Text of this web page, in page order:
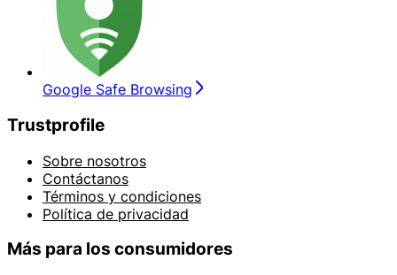
Google Safe Browsing
Trustprofile
Sobre nosotros
Contáctanos
Términos y condiciones
Política de privacidad
Más para los consumidores